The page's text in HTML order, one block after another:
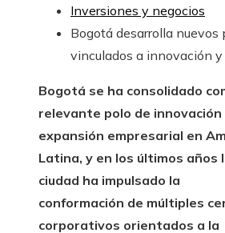
Inversiones y negocios
Bogotá desarrolla nuevos
vinculados a innovación
Bogotá se ha consolidado
relevante polo de innovación
expansión empresarial en
Latina, y en los últimos años
ciudad ha impulsado la
conformación de múltiples
corporativos orientados a la